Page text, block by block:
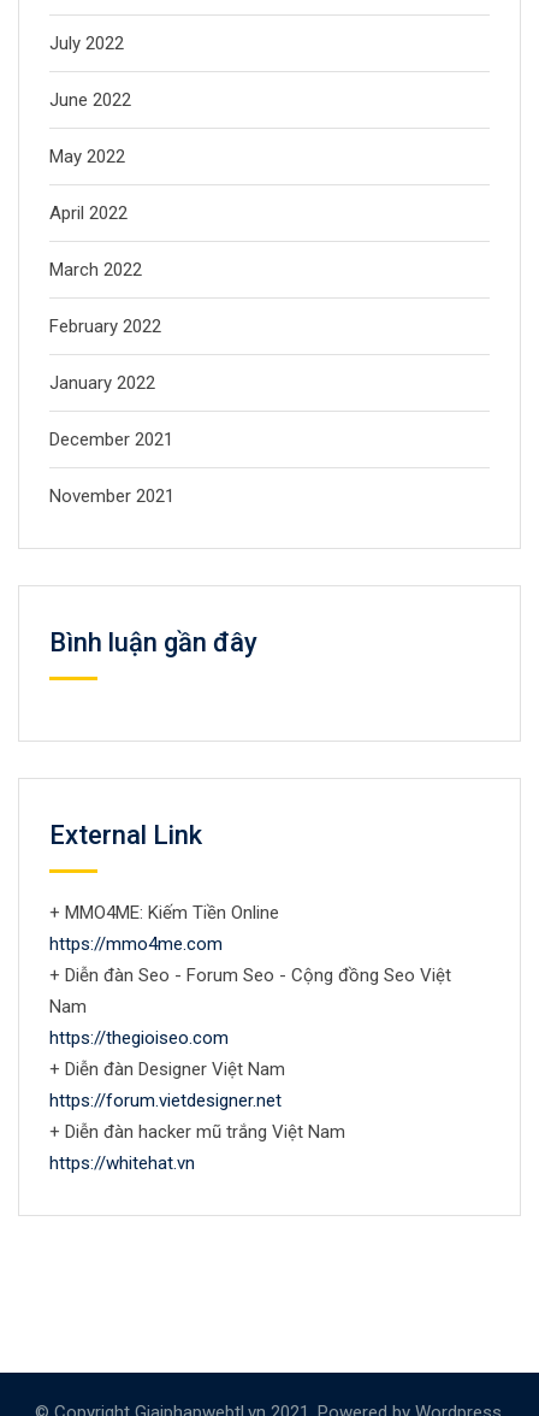
July 2022
June 2022
May 2022
April 2022
March 2022
February 2022
January 2022
December 2021
November 2021
Bình luận gần đây
External Link
+ MMO4ME: Kiếm Tiền Online
https://mmo4me.com
+ Diễn đàn Seo - Forum Seo - Cộng đồng Seo Việt
Nam
https://thegioiseo.com
+ Diễn đàn Designer Việt Nam
https://forum.vietdesigner.net
+ Diễn đàn hacker mũ trắng Việt Nam
https://whitehat.vn